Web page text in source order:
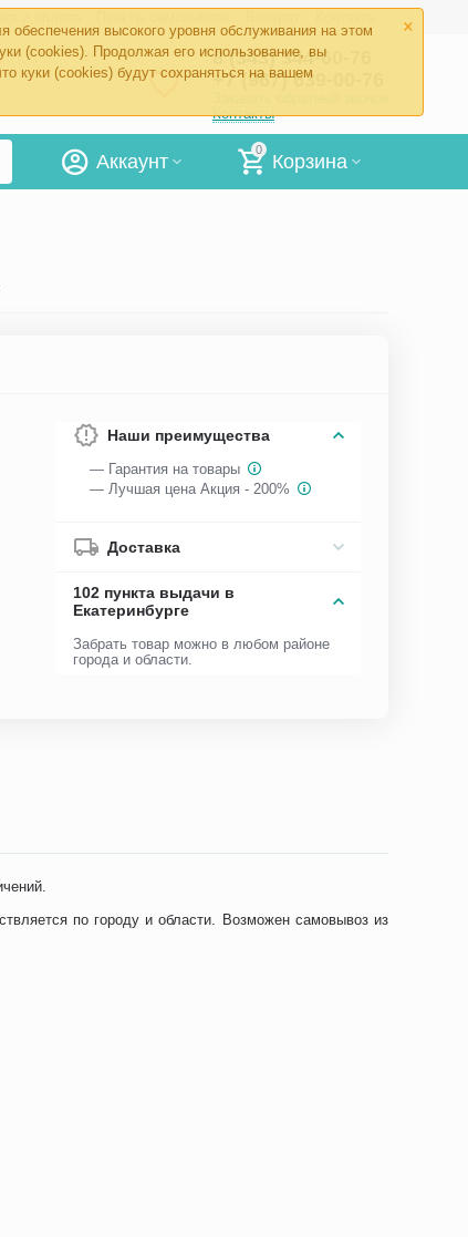
×
обеспечения высокого уровня обслуживания на этом
(cookies). Продолжая его использование, вы
куки (cookies) будут сохраняться на вашем
8 (343) 344-60-76
+7 (967) 639-00-76
Контакты
0
Корзина
Аккаунт
Наши преимущества
— Гарантия на товары
— Лучшая цена Акция - 200%
Доставка
102 пункта выдачи в
Екатеринбурге
Забрать товар можно в любом районе
города и области.
по городу и области. Возможен самовывоз из